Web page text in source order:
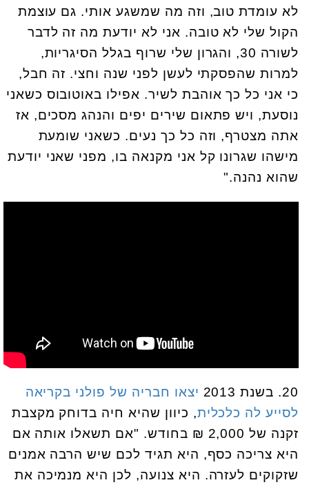
לא עומדת טוב, וזה מה שמשגע אותי. גם עוצמת
הקול שלי לא טובה. אני לא יודעת מה זה לדבר
לשורה 30, והגרון שלי שרוף בגלל הסיגריות,
למרות שהפסקתי לעשן לפני שנה וחצי. זה חבל,
כי אני כל כך אוהבת לשיר. אפילו באוטובוס כשאני
נוסעת, ויש פתאום שירים יפים והנהג מסכים, אז
אתה מצטרף, וזה כל כך נעים. כשאני שומעת
מישהו שגרונו קל אני מקנאה בו, מפני שאני יודעת
שהוא נהנה."
20. בשנת 2013
יצאו חבריה של פולני בקריאה
לסייע לה כלכלית, כיוון שהיא חיה בדוחק מקצבת
זקנה של 2,000 ₪ בחודש. "אם תשאלו אותה אם
היא צריכה כסף, היא תגיד לכם שיש הרבה אמנים
שזקוקים לעזרה. היא צנועה, לכן היא מנמיכה את